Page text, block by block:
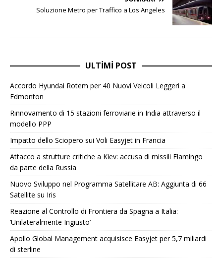
Soluzione Metro per Traffico a Los Angeles
ULTIMI POST
Accordo Hyundai Rotem per 40 Nuovi Veicoli Leggeri a
Edmonton
Rinnovamento di 15 stazioni ferroviarie in India attraverso il
modello PPP
Impatto dello Sciopero sui Voli Easyjet in Francia
Attacco a strutture critiche a Kiev: accusa di missili Flamingo
da parte della Russia
Nuovo Sviluppo nel Programma Satellitare AB: Aggiunta di 66
Satellite su Iris
Reazione al Controllo di Frontiera da Spagna a Italia:
‘Unilateralmente Ingiusto’
Apollo Global Management acquisisce Easyjet per 5,7 miliardi
di sterline